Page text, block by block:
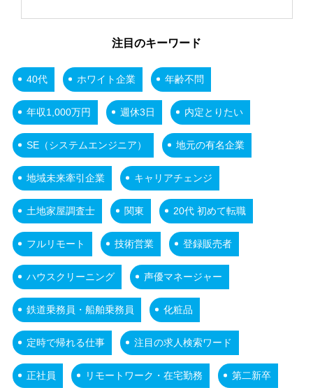
注目のキーワード
40代 ホワイト企業 年齢不問
年収1,000万円 週休3日 内定とりたい
SE（システムエンジニア） 地元の有名企業
地域未来牽引企業 キャリアチェンジ
土地家屋調査士 関東 20代 初めて転職
フルリモート 技術営業 登録販売者
ハウスクリーニング 声優マネージャー
鉄道乗務員・船舶乗務員 化粧品
定時で帰れる仕事 注目の求人検索ワード
正社員 リモートワーク・在宅勤務 第二新卒